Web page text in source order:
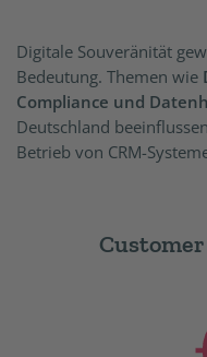
Digitale Souveränität
Bedeutung. Themen wie
Compliance und
Deutschland
Betrieb von CRM-